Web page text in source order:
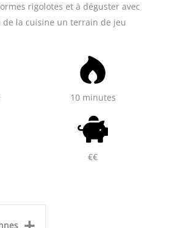
rigolotes et à déguster avec
de la cuisine un terrain de jeu
10 minutes
€€